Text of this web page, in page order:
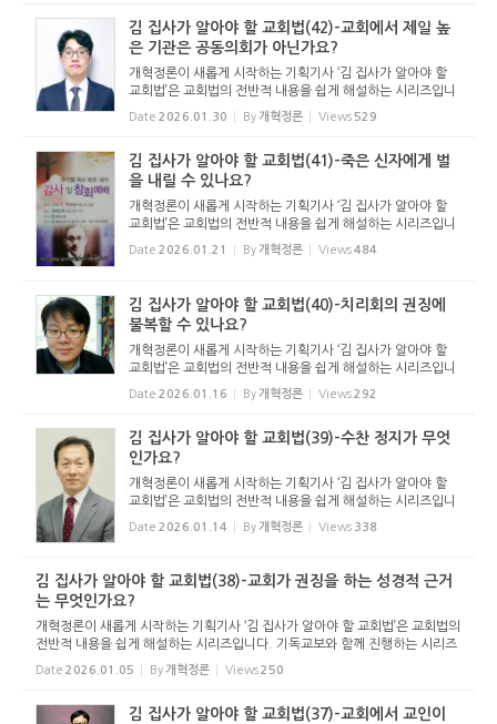
김 집사가 알아야 할 교회법(42)-교회에서 제일 높
은 기관은 공동의회가 아닌가요?
개혁정론이 새롭게 시작하는 기획기사 ‘김 집사가 알아야 할
교회법’은 교회법의 전반적 내용을 쉽게 해설하는 시리즈입니
다. 기독교보와 함께 진행하는 시리즈로서 여기에 싣는 것은
기독교보의 허락을 받았습니다. 글 내용은 기독교보에 실린
Date 2026.01.30 By 개혁정론 Views 529
김 집사가 알아야 할 교회법(41)-죽은 신자에게 벌
을 내릴 수 있나요?
개혁정론이 새롭게 시작하는 기획기사 ‘김 집사가 알아야 할
교회법’은 교회법의 전반적 내용을 쉽게 해설하는 시리즈입니
다. 기독교보와 함께 진행하는 시리즈로서 여기에 싣는 것은
기독교보의 허락을 받았습니다. 글 내용은 기독교보에 실린
Date 2026.01.21 By 개혁정론 Views484
김 집사가 알아야 할 교회법(40)-치리회의 권징에
불복할 수 있나요?
개혁정론이 새롭게 시작하는 기획기사 ‘김 집사가 알아야 할
교회법’은 교회법의 전반적 내용을 쉽게 해설하는 시리즈입니
다. 기독교보와 함께 진행하는 시리즈로서 여기에 싣는 것은
기독교보의 허락을 받았습니다. 글 내용은 기독교보에 실린
Date 2026.01.16 By 개혁정론 Views292
김 집사가 알아야 할 교회법(39)-수찬 정지가 무엇
인가요?
개혁정론이 새롭게 시작하는 기획기사 ‘김 집사가 알아야 할
교회법’은 교회법의 전반적 내용을 쉽게 해설하는 시리즈입니
다. 기독교보와 함께 진행하는 시리즈로서 여기에 싣는 것은
기독교보의 허락을 받았습니다. 글 내용은 기독교보에 실린
Date 2026.01.14 By 개혁정론 Views 338
김 집사가 알아야 할 교회법(38)-교회가 권징을 하는 성경적 근거
는 무엇인가요?
개혁정론이 새롭게 시작하는 기획기사 ‘김 집사가 알아야 할 교회법’은 교회법의
전반적 내용을 쉽게 해설하는 시리즈입니다. 기독교보와 함께 진행하는 시리즈
로서 여기에 싣는 것은 기독교보의 허락을 받았습니다. 글 내용은 기독교보에
Date 2026.01.05 By 개혁정론 Views250
김 집사가 알아야 할 교회법(37)-교회에서 교인이